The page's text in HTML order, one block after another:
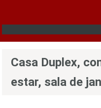
Casa Duplex,
estar, sala de